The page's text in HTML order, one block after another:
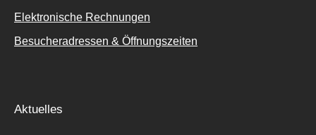
Elektronische Rechnungen
Besucheradressen & Öffnungszeiten
Aktuelles